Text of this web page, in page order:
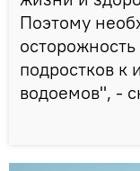
Поэтому
подростков к
водоемов", -